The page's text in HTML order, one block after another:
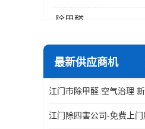
除甲醛
最新供应商机